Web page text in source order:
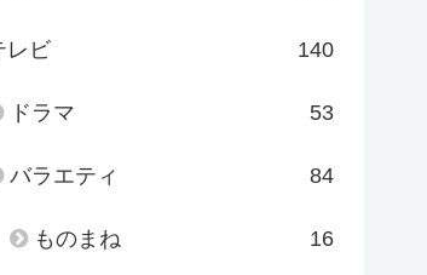
レビ 140
ドラマ 53
バラエティ 84
ものまね 16